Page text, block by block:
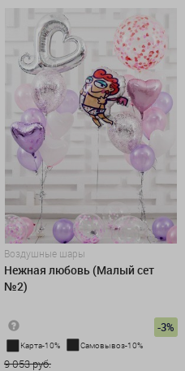
Воздушные шары
Нежная любовь (Малый сет
№2)
-3%
Карта-10% Самовывоз-10%
9 053 руб.